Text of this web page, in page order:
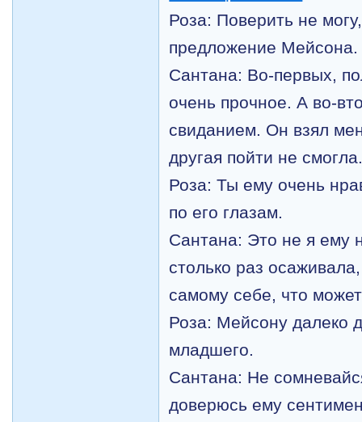
Роза: Поверить не
предложение Мейсона.
Сантана: Во-первых,
очень прочное. А во-
свиданием. Он взял
другая пойти не
Роза: Ты ему очень
по его глазам.
Сантана: Это не я ему
столько раз
самому себе, что
Роза: Мейсону далеко
младшего.
Сантана: Не
доверюсь ему